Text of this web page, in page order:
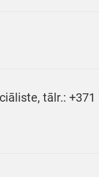
tālr.: